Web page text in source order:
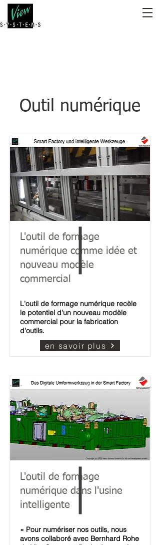
Outil numérique
L'outil de formage
numérique comme idée et
nouveau modèle
commercial
L'outil de formage numérique recèle
le potentiel d'un nouveau modèle
commercial pour la fabrication
d'outils.
en savoir plus
L'outil de formage
numérique dans l'usine
intelligente
« Pour numériser nos outils, nous
avons collaboré avec Bernhard Rohe